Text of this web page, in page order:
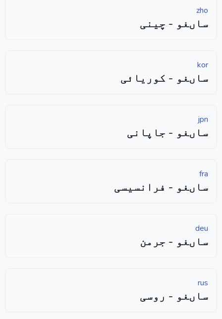
zho
ساںغو - چینی
kor
ساںغو - کوریائی
jpn
ساںغو - جاپانی
fra
ساںغو - فرانسیسی
deu
ساںغو - جرمن
rus
ساںغو - روسی